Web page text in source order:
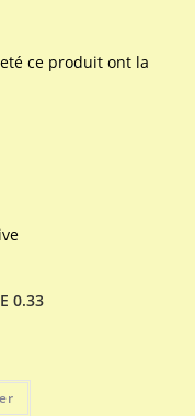
ce produit ont la
0.33